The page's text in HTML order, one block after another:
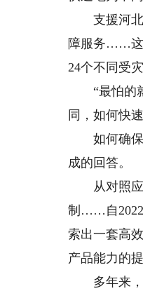
支援河北
障服务……这
24个不同受
“最怕的就
同，如何快
如何确保
成的回答。
从对照应
制……自2022
索出一套高
产品能力的
多年来，